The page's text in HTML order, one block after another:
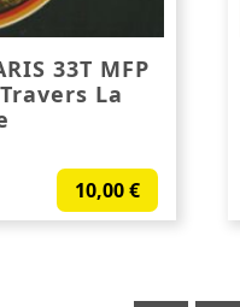
33T MFP
La
10,00€